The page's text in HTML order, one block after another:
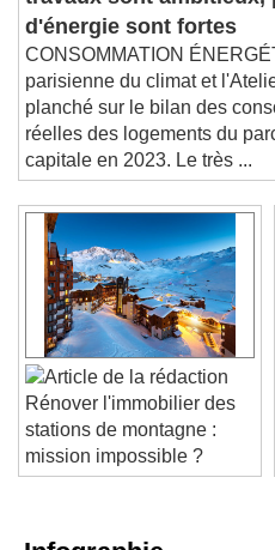
travaux sont ambitieux,
d'énergie sont fortes
CONSOMMATION
parisienne du climat et
planché sur le bilan des
réelles des logements du
capitale en 2023. Le très ...
Rénover l'immobilier des
stations de montagne :
mission impossible ?